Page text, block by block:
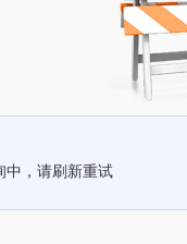
中，请刷新重试